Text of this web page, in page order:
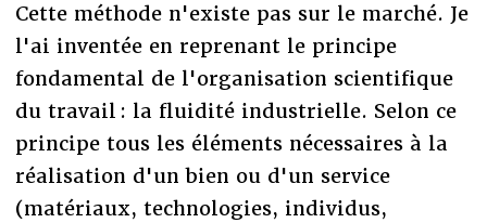
Cette méthode n'existe pas sur le marché. Je
l'ai inventée en reprenant le principe
fondamental de l'organisation scientifique
du travail : la fluidité industrielle. Selon ce
principe tous les éléments nécessaires à la
réalisation d'un bien ou d'un service
(matériaux, technologies, individus,